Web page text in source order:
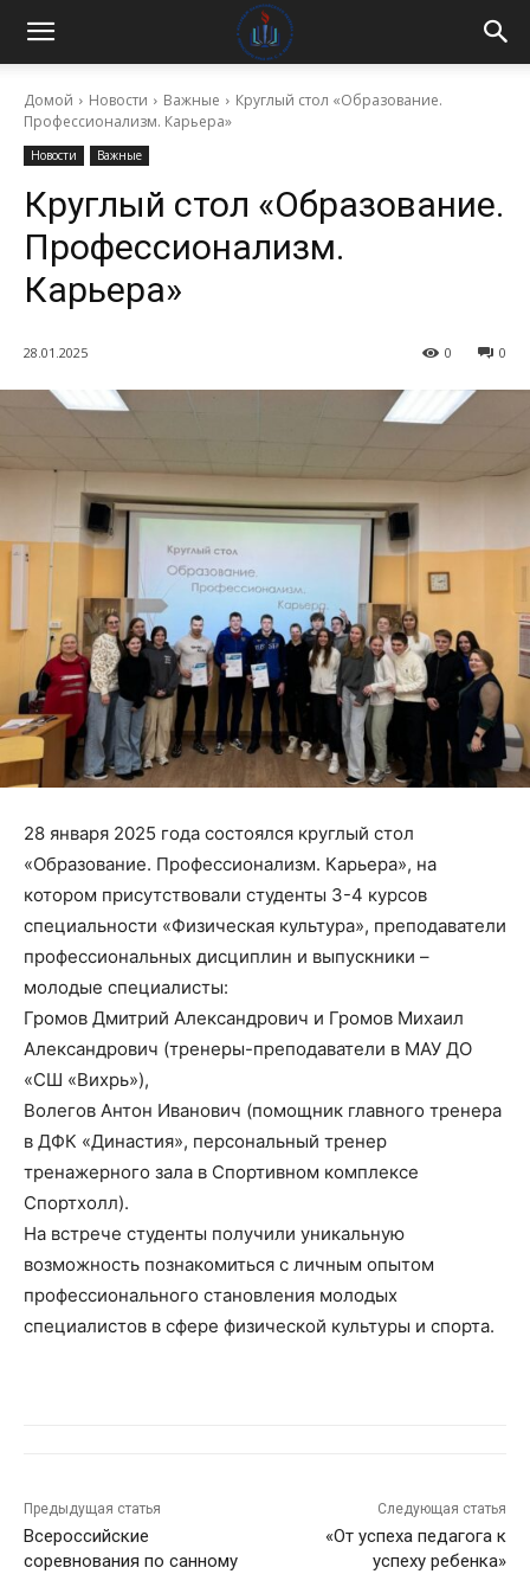
Домой Новости Важные
Круглый стол «Образование.
Профессионализм. Карьера»
Новости Важные
Круглый стол «Образование.
Профессионализм.
Карьера»
28.01.2025 0
0
28 января 2025 года состоялся круглый стол
«Образование. Профессионализм. Карьера», на
котором присутствовали студенты 3-4 курсов
специальности «Физическая культура», преподаватели
профессиональных дисциплин и выпускники –
молодые специалисты:
Громов Дмитрий Александрович и Громов Михаил
Александрович (тренеры-преподаватели в МАУ ДО
«СШ «Вихрь»),
Волегов Антон Иванович (помощник главного тренера
в ДФК «Династия», персональный тренер
тренажерного зала в Спортивном комплексе
Спортхолл).
На встрече студенты получили уникальную
возможность познакомиться с личным опытом
профессионального становления молодых
специалистов в сфере физической культуры и спорта.
Предыдущая статья
Всероссийские
соревнования по санному
Следующая статья
«От успеха педагога к
успеху ребенка»